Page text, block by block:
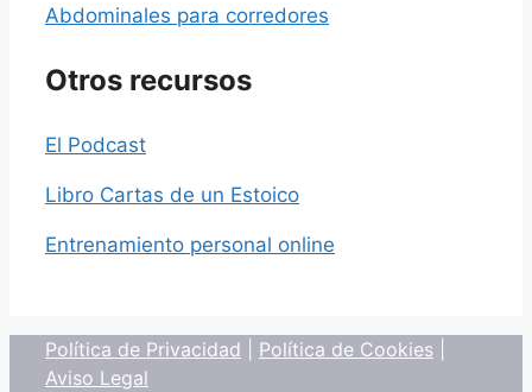
Abdominales para corredores
Otros recursos
El Podcast
Libro Cartas de un Estoico
Entrenamiento personal online
Política de Privacidad Política de Cookies
Aviso Legal